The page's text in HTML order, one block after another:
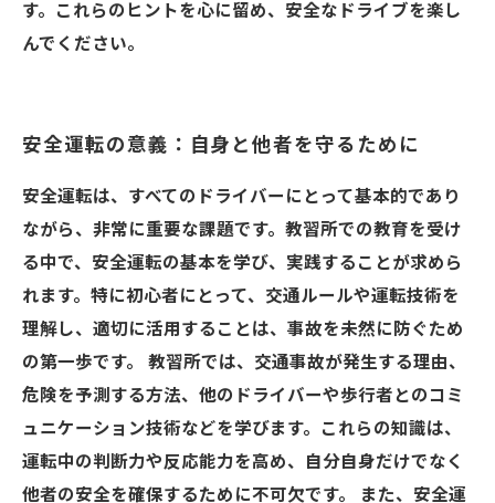
す。これらのヒントを心に留め、安全なドライブを楽し
んでください。
安全運転の意義：自身と他者を守るために
安全運転は、すべてのドライバーにとって基本的であり
ながら、非常に重要な課題です。教習所での教育を受け
る中で、安全運転の基本を学び、実践することが求めら
れます。特に初心者にとって、交通ルールや運転技術を
理解し、適切に活用することは、事故を未然に防ぐため
の第一歩です。 教習所では、交通事故が発生する理由、
危険を予測する方法、他のドライバーや歩行者とのコミ
ュニケーション技術などを学びます。これらの知識は、
運転中の判断力や反応能力を高め、自分自身だけでなく
他者の安全を確保するために不可欠です。 また、安全運